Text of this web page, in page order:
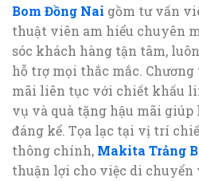
Bom Đồng Nai gồm tư vấn
thuật viên am hiểu chuyên
sóc khách hàng tận tâm,
hỗ trợ mọi thắc mắc.
mãi liên tục với chiết khấu
vụ và quà tặng hậu mãi
đáng kể. Tọa lạc tại vị trí
thông chính, Makita Trảng
thuận lợi cho việc di chuyển